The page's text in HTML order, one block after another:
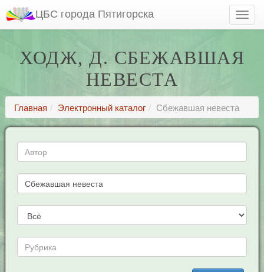
ЦБС города Пятигорска
ХОДЖ, Д. СБЕЖАВШАЯ
НЕВЕСТА
Главная Электронный каталог Сбежавшая невеста